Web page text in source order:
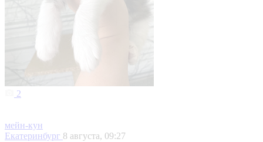
2
мейн-кун
Екатеринбург 8 августа, 09:27